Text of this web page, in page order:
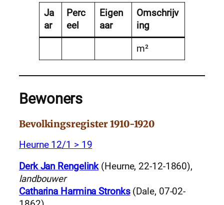
Ja
ar
Perc
eel
Eigen
aar
Omschrijv
ing
m²
Bewoners
Bevolkingsregister 1910-1920
Heurne 12/1 > 19
Derk Jan Rengelink(Heurne, 22-12-1860),
landbouwer
Catharina Harmina Stronks(Dale, 07-02-